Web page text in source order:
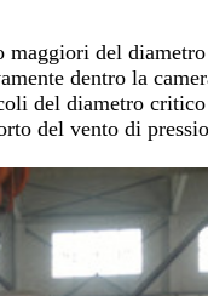
del
dentro la
del diametro
del vento di